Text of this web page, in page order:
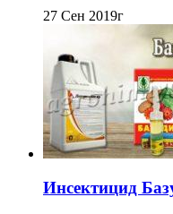
27 Сен 2019г
Инсектицид